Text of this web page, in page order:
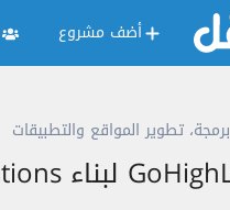
أضف مشروع
برمجة، تطوير المواقع والتطبيقات